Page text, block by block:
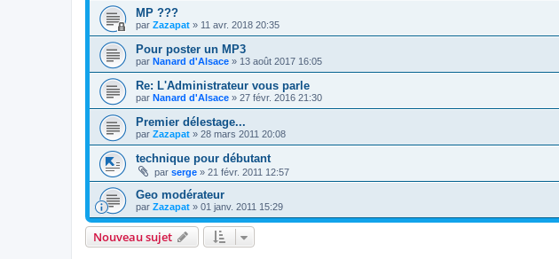
MP ???
par Zazapat » 11 avr. 2018 20:35
Pour poster un MP3
par Nanard d'Alsace » 13 août 2017 16:05
Re: L'Administrateur vous parle
par Nanard d'Alsace » 27 févr. 2016 21:30
Premier délestage...
par Zazapat » 28 mars 2011 20:08
technique pour débutant
par serge » 21 févr. 2011 12:57
Geo modérateur
par Zazapat » 01 janv. 2011 15:29
Nouveau sujet